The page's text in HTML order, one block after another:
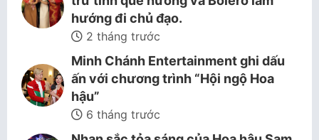
hướng đi chủ đạo.
2 tháng trước
Minh Chánh Entertainment ghi dấu
ấn với chương trình “Hội ngộ Hoa
hậu”
6 tháng trước